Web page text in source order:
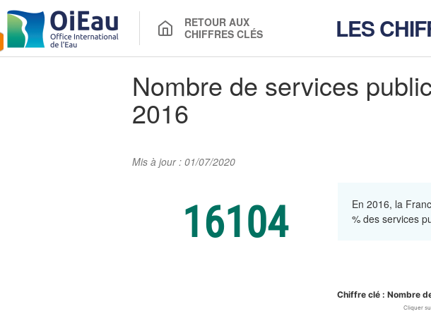
RETOUR AUX
CHIFFRES CLÉS
LES
Nombre de services
2016
Mis à jour : 01/07/2020
16104
En 2016, la
% des services
Chiffre clé : Nombre deChiffre clé : Nombre
Cliquer